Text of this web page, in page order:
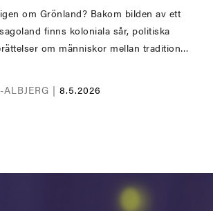
om Grönland? Bakom bilden av ett
finns koloniala sår, politiska
om människor mellan tradition…
ALBJERG |8.5.2026